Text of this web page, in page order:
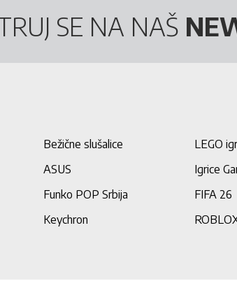
SE NA NAŠ
Bežične slušalice LEGO
ASUS Igrice
Funko POP Srbija FIFA 26
Keychron